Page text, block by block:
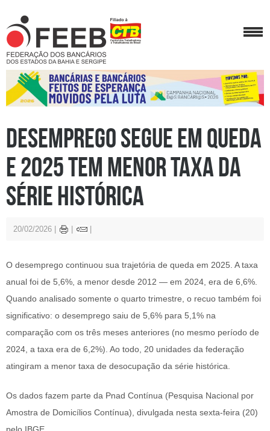
Desemprego segue em queda
e 2025 tem menor taxa da
série histórica
20/02/2026
O desemprego continuou sua trajetória de queda em 2025. A taxa
anual foi de 5,6%, a menor desde 2012 — em 2024, era de 6,6%.
Quando analisado somente o quarto trimestre, o recuo também foi
significativo: o desemprego saiu de 5,6% para 5,1% na
comparação com os três meses anteriores (no mesmo período de
2024, a taxa era de 6,2%). Ao todo, 20 unidades da federação
atingiram a menor taxa de desocupação da série histórica.
Os dados fazem parte da Pnad Contínua (Pesquisa Nacional por
Amostra de Domicílios Contínua), divulgada nesta sexta-feira (20)